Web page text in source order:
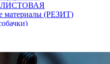
материалы (РЕЗИТ)